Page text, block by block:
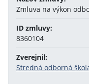
Zmluva na výkon
ID zmluvy:
8360104
Zverejnil:
Stredná odborná